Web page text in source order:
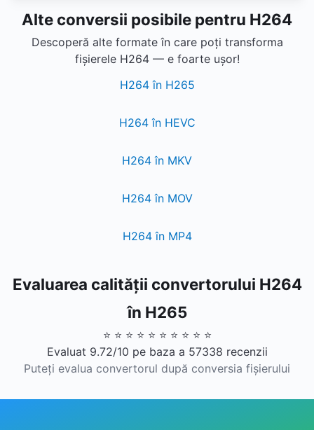
Alte conversii posibile pentru H264
Descoperă alte formate în care poți transforma
fișierele H264 — e foarte ușor!
H264 în H265
H264 în HEVC
H264 în MKV
H264 în MOV
H264 în MP4
Evaluarea calității convertorului H264
în H265
⭐ ⭐ ⭐ ⭐ ⭐ ⭐ ⭐ ⭐ ⭐ ⭐
Evaluat 9.72/10 pe baza a 57338 recenzii
Puteți evalua convertorul după conversia fișierului